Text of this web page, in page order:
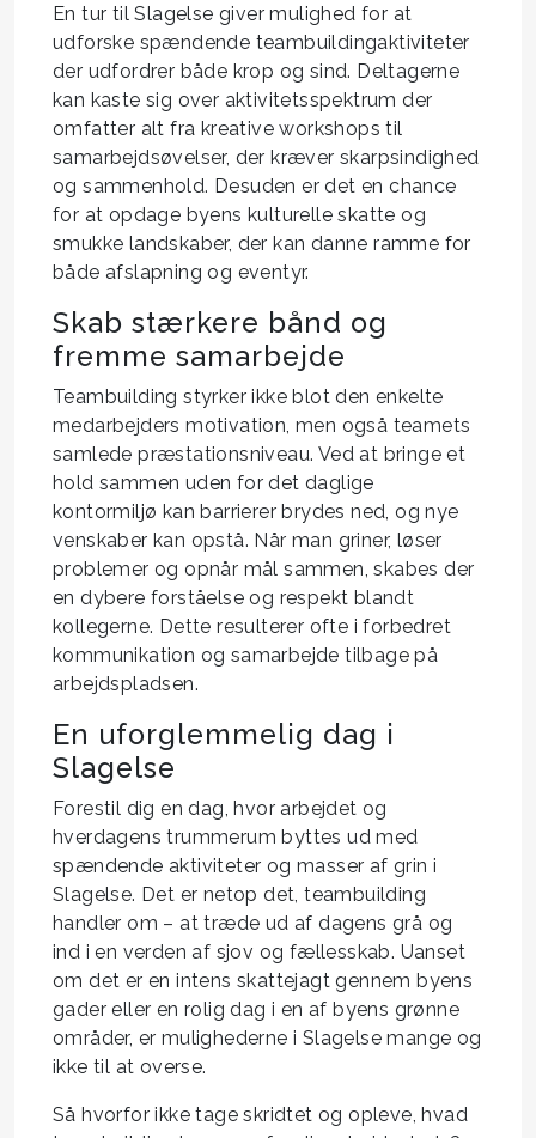
En tur til Slagelse giver mulighed for at
udforske spændende teambuildingaktiviteter
der udfordrer både krop og sind. Deltagerne
kan kaste sig over aktivitetsspektrum der
omfatter alt fra kreative workshops til
samarbejdsøvelser, der kræver skarpsindighed
og sammenhold. Desuden er det en chance
for at opdage byens kulturelle skatte og
smukke landskaber, der kan danne ramme for
både afslapning og eventyr.
Skab stærkere bånd og
fremme samarbejde
Teambuilding styrker ikke blot den enkelte
medarbejders motivation, men også teamets
samlede præstationsniveau. Ved at bringe et
hold sammen uden for det daglige
kontormiljø kan barrierer brydes ned, og nye
venskaber kan opstå. Når man griner, løser
problemer og opnår mål sammen, skabes der
en dybere forståelse og respekt blandt
kollegerne. Dette resulterer ofte i forbedret
kommunikation og samarbejde tilbage på
arbejdspladsen.
En uforglemmelig dag i
Slagelse
Forestil dig en dag, hvor arbejdet og
hverdagens trummerum byttes ud med
spændende aktiviteter og masser af grin i
Slagelse. Det er netop det, teambuilding
handler om – at træde ud af dagens grå og
ind i en verden af sjov og fællesskab. Uanset
om det er en intens skattejagt gennem byens
gader eller en rolig dag i en af byens grønne
områder, er mulighederne i Slagelse mange og
ikke til at overse.
Så hvorfor ikke tage skridtet og opleve, hvad